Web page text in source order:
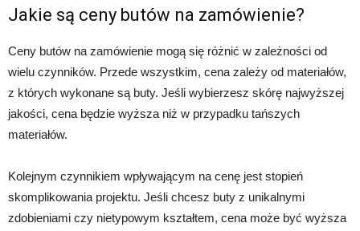
Jakie są ceny butów na zamówienie?
Ceny butów na zamówienie mogą się różnić w zależności od
wielu czynników. Przede wszystkim, cena zależy od materiałów,
z których wykonane są buty. Jeśli wybierzesz skórę najwyższej
jakości, cena będzie wyższa niż w przypadku tańszych
materiałów.
Kolejnym czynnikiem wpływającym na cenę jest stopień
skomplikowania projektu. Jeśli chcesz buty z unikalnymi
zdobieniami czy nietypowym kształtem, cena może być wyższa